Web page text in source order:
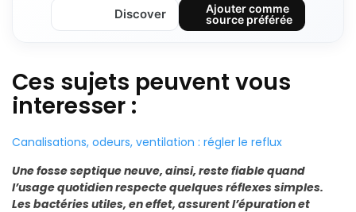
Discover
Ajouter comme
source préférée
Ces sujets peuvent vous
interesser :
Canalisations, odeurs, ventilation : régler le reflux
Une fosse septique neuve, ainsi, reste fiable quand
l’usage quotidien respecte quelques réflexes simples.
Les bactéries utiles, en effet, assurent l’épuration et